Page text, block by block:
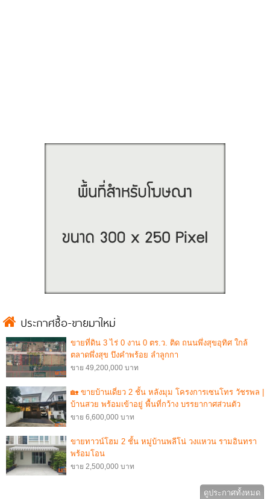
ประกาศซื้อ-ขายมาใหม่
ขายที่ดิน 3 ไร่ 0 งาน 0 ตร.ว. ติด ถนนพึ่งสุขอุทิศ ใกล้
ตลาดพึ่งสุข บึงคำพร้อย ลำลูกกา
ขาย 49,200,000 บาท
🏡 ขายบ้านเดี่ยว 2 ชั้น หลังมุม โครงการเซนโทร วัชรพล |
บ้านสวย พร้อมเข้าอยู่ พื้นที่กว้าง บรรยากาศส่วนตัว
ขาย 6,600,000 บาท
ขายทาวน์โฮม 2 ชั้น หมู่บ้านพลีโน่ วงแหวน รามอินทรา
พร้อมโอน
ขาย 2,500,000 บาท
ดูประกาศทั้งหมด